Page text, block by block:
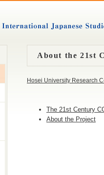
About the 21st
Hosei University Research
The 21st Century
About the Project